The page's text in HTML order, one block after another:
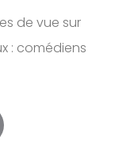
de vue sur
: comédiens